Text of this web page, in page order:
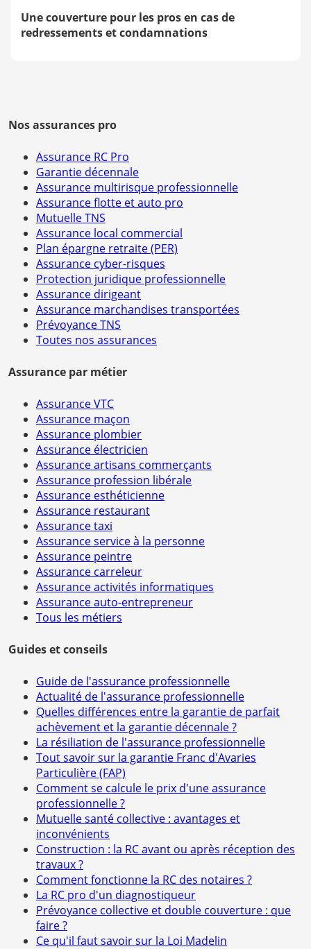
Une couverture pour les pros en cas de
redressements et condamnations
Nos assurances pro
Assurance RC Pro
Garantie décennale
Assurance multirisque professionnelle
Assurance flotte et auto pro
Mutuelle TNS
Assurance local commercial
Plan épargne retraite (PER)
Assurance cyber-risques
Protection juridique professionnelle
Assurance dirigeant
Assurance marchandises transportées
Prévoyance TNS
Toutes nos assurances
Assurance par métier
Assurance VTC
Assurance maçon
Assurance plombier
Assurance électricien
Assurance artisans commerçants
Assurance profession libérale
Assurance esthéticienne
Assurance restaurant
Assurance taxi
Assurance service à la personne
Assurance peintre
Assurance carreleur
Assurance activités informatiques
Assurance auto-entrepreneur
Tous les métiers
Guides et conseils
Guide de l'assurance professionnelle
Actualité de l'assurance professionnelle
Quelles différences entre la garantie de parfait
achèvement et la garantie décennale ?
La résiliation de l'assurance professionnelle
Tout savoir sur la garantie Franc d'Avaries
Particulière (FAP)
Comment se calcule le prix d'une assurance
professionnelle ?
Mutuelle santé collective : avantages et
inconvénients
Construction : la RC avant ou après réception des
travaux ?
Comment fonctionne la RC des notaires ?
La RC pro d'un diagnostiqueur
Prévoyance collective et double couverture : que
faire ?
Ce qu'il faut savoir sur la Loi Madelin